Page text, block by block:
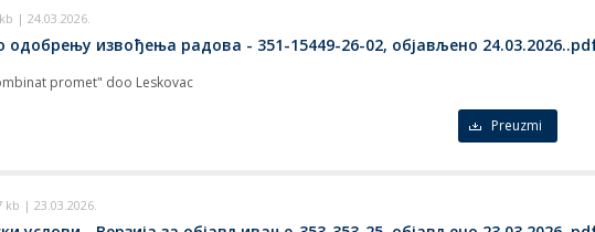
| 24.03.2026.
одобрењу извођења радова - 351-15449-26-02, објављено
promet" doo Leskovac
Preuzmi
kb | 23.03.2026.